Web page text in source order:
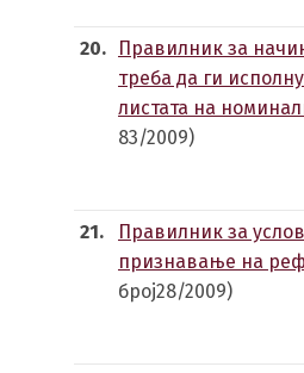
20.
Правилник за
треба да ги
листата на
83/2009)
21.
Правилник за
признавање на
број28/2009)